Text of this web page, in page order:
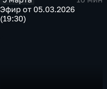
Эфир от 05.03.2026
(19:30)